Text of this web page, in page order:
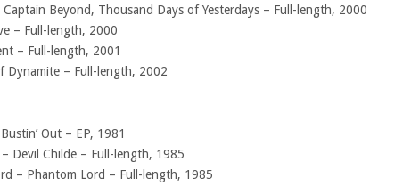
Beyond, Thousand Days of Yesterdays – Full-length, 2000
– Full-length, 2000
– Full-length, 2001
Dynamite – Full-length, 2002
Out – EP, 1981
Devil Childe – Full-length, 1985
– Phantom Lord – Full-length, 1985